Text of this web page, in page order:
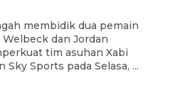
membidik dua pemain
dan Jordan
tim asuhan Xabi
Sports pada Selasa, ...